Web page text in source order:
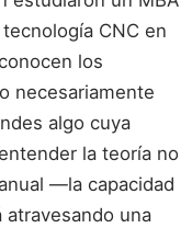
CNC en
los
necesariamente
algo cuya
la teoría no
—la capacidad
una